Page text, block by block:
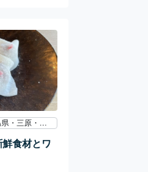
で歩きや
夏場に子
をした後の
島市森林
能できる施
広島県・三原・竹原・東広島
食材とワ